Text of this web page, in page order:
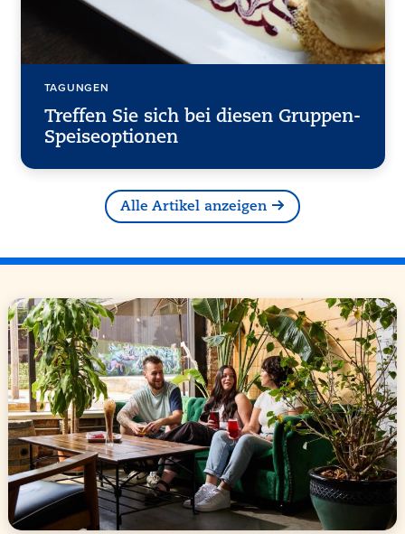
TAGUNGEN
Treffen Sie sich bei diesen Gruppen-
Speiseoptionen
Alle Artikel anzeigen